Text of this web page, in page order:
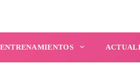
ENTRENAMIENTOS